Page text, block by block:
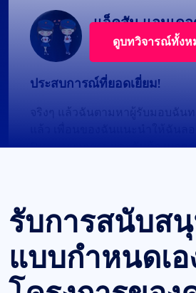
แจ็คสัน แอนเด
ประสบการณ์ที่ยอดเยี่ยม!
จริงๆ แล้วฉันตามหาผู้รับมอบฉัน
Proxycompass และฉันต้องบอก
การใช้งานในระยะยาว ฉันใช้มัน
และได้รับส่วนลดมากมายเมื่อฉัน
แนะนำ Proxycompass.com อย่
วางแผนที่จะดำเนินการต่อไปใน
ดูบทวิจารณ์ทั้งห
รับการสนับส
แบบกำหนดเ